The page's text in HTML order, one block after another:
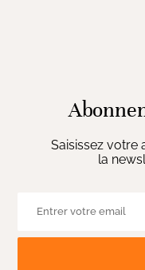
Saisissez votre
la